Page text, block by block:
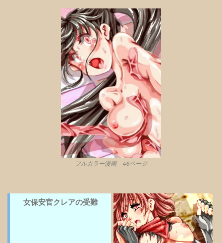
フルカラー漫画 46ページ
女保安官クレアの受難